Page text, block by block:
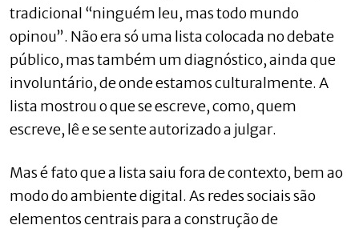
tradicional “ninguém leu, mas todo mundo
opinou”. Não era só uma lista colocada no debate
público, mas também um diagnóstico, ainda que
involuntário, de onde estamos culturalmente. A
lista mostrou o que se escreve, como, quem
escreve, lê e se sente autorizado a julgar.
Mas é fato que a lista saiu fora de contexto, bem ao
modo do ambiente digital. As redes sociais são
elementos centrais para a construção de